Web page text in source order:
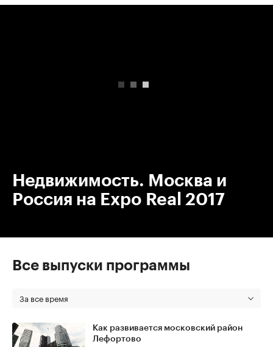
Недвижимость. Москва и
Россия на Expo Real 2017
Все выпуски программы
За все время
Как развивается московский район
Лефортово